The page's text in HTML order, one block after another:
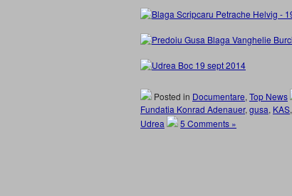
Posted in Documentare, Top News
Fundatia Konrad Adenauer, gusa, KAS,
Udrea
5 Comments »